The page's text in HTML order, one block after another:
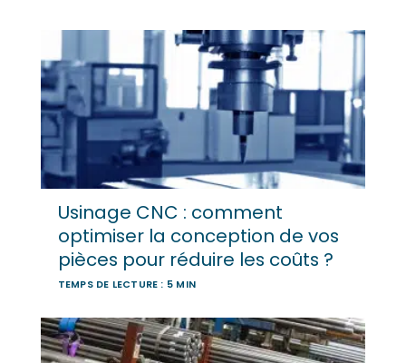
Usinage CNC : comment
optimiser la conception de vos
pièces pour réduire les coûts ?
TEMPS DE LECTURE : 5 MIN